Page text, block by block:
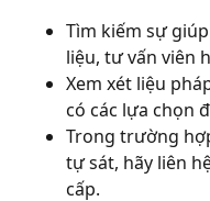
Tìm kiếm sự
liệu, tư vấn viên
Xem xét liệu
có các lựa chọn
Trong trường
tự sát, hãy liên
cấp.